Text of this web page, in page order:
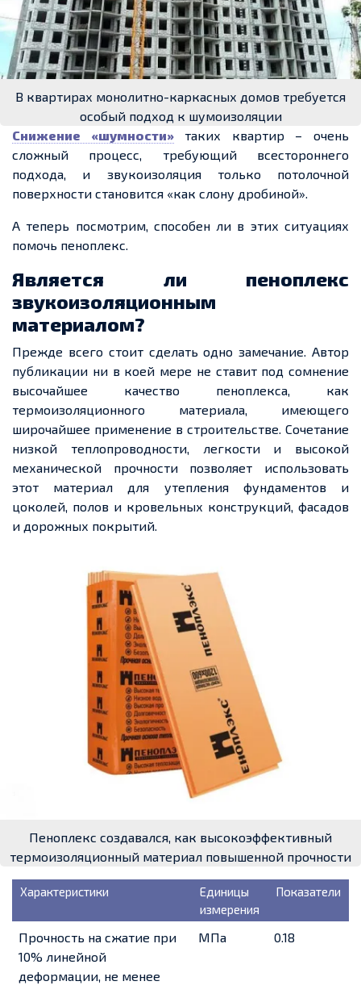
В квартирах монолитно-каркасных домов требуется
особый подход к шумоизоляции
Снижение «шумности»таких квартир – очень
сложный процесс, требующий всестороннего
подхода, и звукоизоляция только потолочной
поверхности становится «как слону дробиной».
А теперь посмотрим, способен ли в этих ситуациях
помочь пеноплекс.
Является ли пеноплекс
звукоизоляционным
материалом?
Прежде всего стоит сделать одно замечание. Автор
публикации ни в коей мере не ставит под сомнение
высочайшее качество пеноплекса, как
термоизоляционного материала, имеющего
широчайшее применение в строительстве. Сочетание
низкой теплопроводности, легкости и высокой
механической прочности позволяет использовать
этот материал для утепления фундаментов и
цоколей, полов и кровельных конструкций, фасадов
и дорожных покрытий.
Пеноплекс создавался, как высокоэффективный
термоизоляционный материал повышенной прочности
Характеристики
Единицы
измерения
Показатели
Прочность на сжатие при
10% линейной
деформации, не менее
МПа 0.18